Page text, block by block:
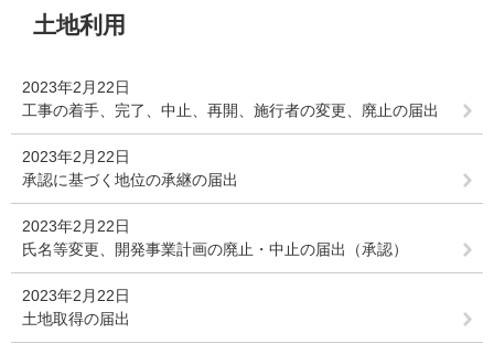
土地利用
2023年2月22日
工事の着手、完了、中止、再開、施行者の変更、廃止の届出
2023年2月22日
承認に基づく地位の承継の届出
2023年2月22日
氏名等変更、開発事業計画の廃止・中止の届出（承認）
2023年2月22日
土地取得の届出